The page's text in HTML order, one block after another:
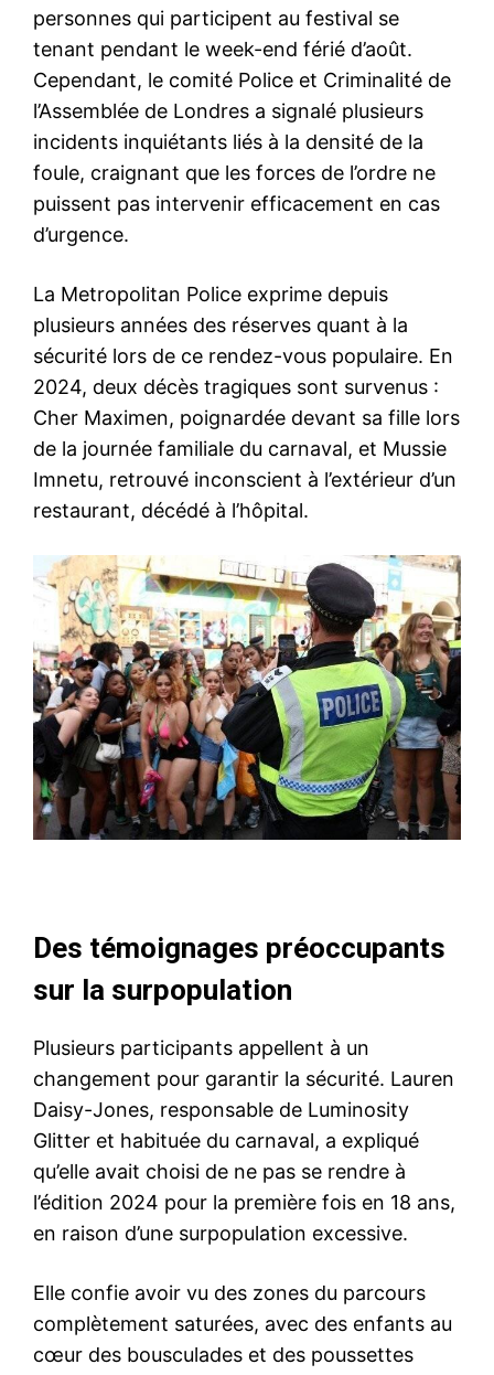
personnes qui participent au festival se
tenant pendant le week-end férié d’août.
Cependant, le comité Police et Criminalité de
l’Assemblée de Londres a signalé plusieurs
incidents inquiétants liés à la densité de la
foule, craignant que les forces de l’ordre ne
puissent pas intervenir efficacement en cas
d’urgence.
La Metropolitan Police exprime depuis
plusieurs années des réserves quant à la
sécurité lors de ce rendez-vous populaire. En
2024, deux décès tragiques sont survenus :
Cher Maximen, poignardée devant sa fille lors
de la journée familiale du carnaval, et Mussie
Imnetu, retrouvé inconscient à l’extérieur d’un
restaurant, décédé à l’hôpital.
Des témoignages préoccupants
sur la surpopulation
Plusieurs participants appellent à un
changement pour garantir la sécurité. Lauren
Daisy-Jones, responsable de Luminosity
Glitter et habituée du carnaval, a expliqué
qu’elle avait choisi de ne pas se rendre à
l’édition 2024 pour la première fois en 18 ans,
en raison d’une surpopulation excessive.
Elle confie avoir vu des zones du parcours
complètement saturées, avec des enfants au
cœur des bousculades et des poussettes